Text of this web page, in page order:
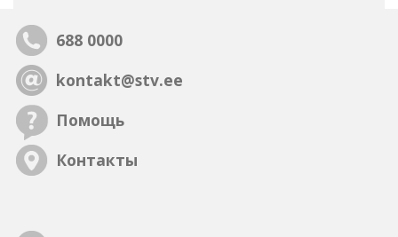
688 0000
kontakt@stv.ee
Помощь
Контакты